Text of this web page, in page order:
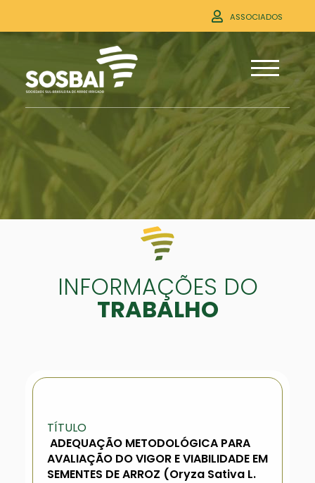
ASSOCIADOS
INFORMAÇÕES DO
TRABALHO
TÍTULO
ADEQUAÇÃO METODOLÓGICA PARA
AVALIAÇÃO DO VIGOR E VIABILIDADE EM
SEMENTES DE ARROZ (Oryza Sativa L.